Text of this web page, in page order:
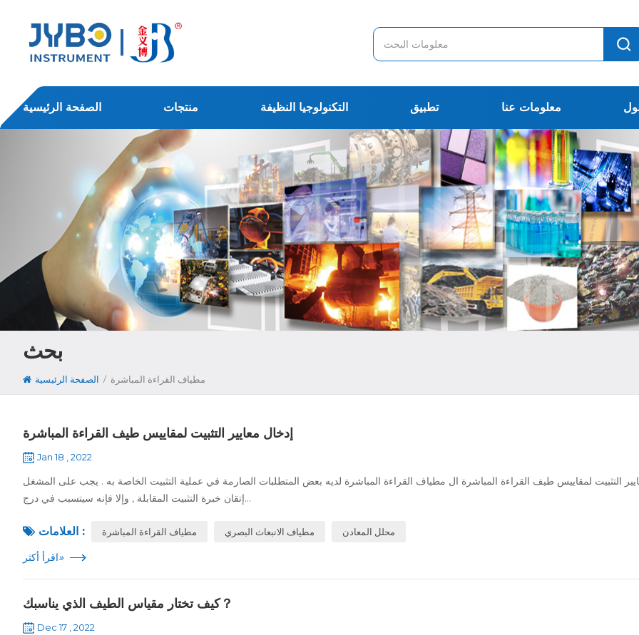
الصفحة الرئيسية منتجات التكنولوجيا النظيفة تطبيق معلومات عنا
بحث
الصفحة الرئيسية / مطياف القراءة المباشرة
إدخال معايير التثبيت لمقاييس طيف القراءة المباشرة
Jan 18 , 2022
التثبيت لمقاييس طيف القراءة المباشرة ال مطياف القراءة المباشرة لديه بعض المتطلبات الصارمة في عملية التثبيت الخاصة به . يجب على المشغل
إتقان خبرة التثبيت المقابلة , وإلا فإنه سيتسبب في درج...
العلامات : مطياف القراءة المباشرة مطياف الانبعاث البصري محلل المعادن
اقرأ أكثر»
كيف تختار مقياس الطيف الذي يناسبك？
Dec 17 , 2022